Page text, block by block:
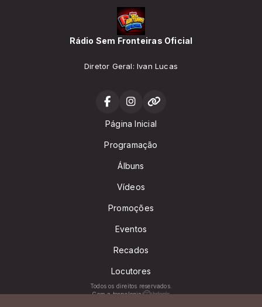
Rádio Sem Fronteiras Oficial
Diretor Geral: Ivan Lucas
Página Inicial
Programação
Álbuns
Vídeos
Promoções
Eventos
Recados
Locutores
Todos os direitos reservados.
Com a tecnologia